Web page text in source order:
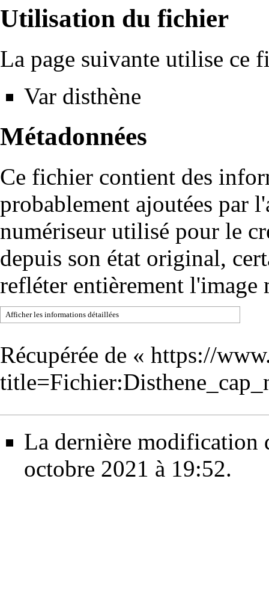
Utilisation du fichier
La page suivante utilise ce
Var disthène
Métadonnées
Ce fichier contient des
probablement ajoutées par
numériseur utilisé pour le
depuis son état original,
refléter entièrement l'image
Afficher les informations détaillées
Récupérée de « https://
La dernière modification
octobre 2021 à 19:52.